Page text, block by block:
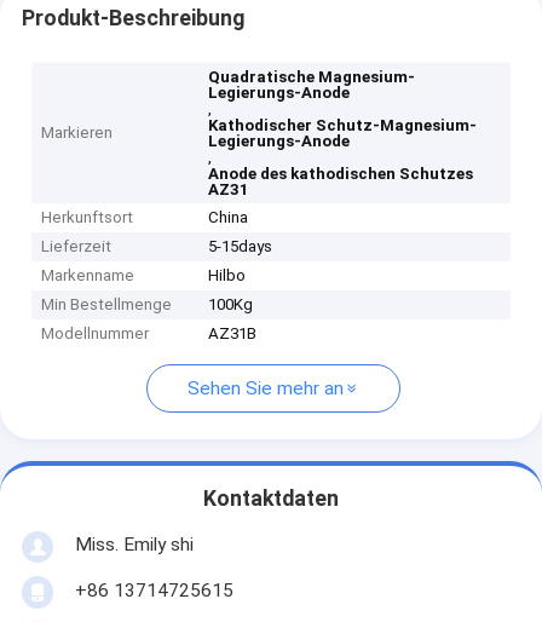
Produkt-Beschreibung
Markieren
Quadratische Magnesium-
Legierungs-Anode
,
Kathodischer Schutz-Magnesium-
Legierungs-Anode
,
Anode des kathodischen Schutzes
AZ31
Herkunftsort
China
Lieferzeit
5-15days
Markenname
Hilbo
Min Bestellmenge
100Kg
Modellnummer
AZ31B
Sehen Sie mehr an
Kontaktdaten
Miss. Emily shi
+86 13714725615